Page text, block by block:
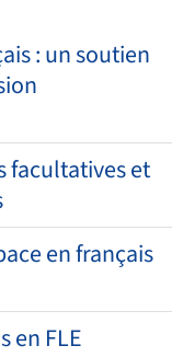
: un soutien
facultatives et
en français
en FLE